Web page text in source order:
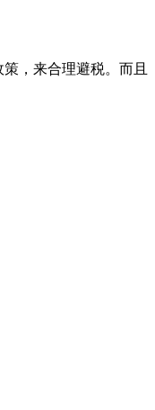
，来合理避税。而且